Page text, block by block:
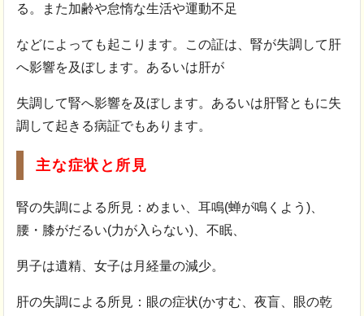
る。また加齢や怠惰な生活や運動不足
などによっても起こります。この証は、腎が失調して肝
へ影響を及ぼします。あるいは肝が
失調して腎へ影響を及ぼします。あるいは肝腎ともに失
調して起きる病証でもあります。
主な症状と所見
腎の失調による所見：めまい、耳鳴(蝉が鳴くよう)、
腰・膝がだるい(力が入らない)、不眠、
男子は遺精、女子は月経量の減少。
肝の失調による所見：眼の症状(かすむ、夜盲、眼の乾